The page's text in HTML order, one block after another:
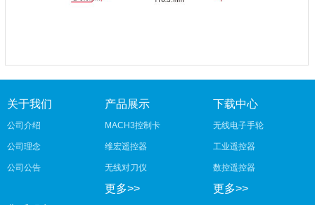
关于我们
公司介绍
公司理念
公司公告
产品展示
MACH3控制卡
维宏遥控器
无线对刀仪
更多>>
下载中心
无线电子手轮
工业遥控器
数控遥控器
更多>>